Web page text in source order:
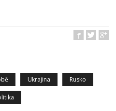
Ukrajina Rusko